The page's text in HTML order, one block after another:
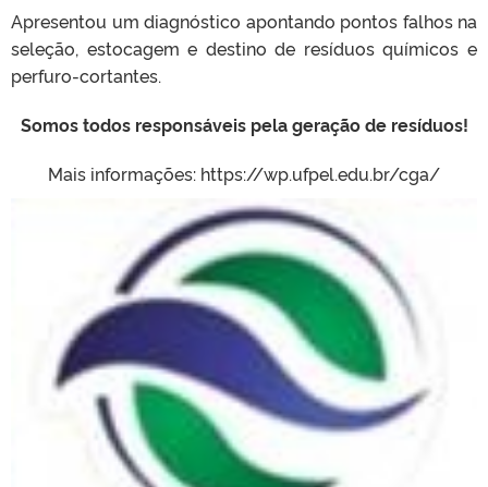
Apresentou um diagnóstico apontando pontos falhos na
seleção, estocagem e destino de resíduos químicos e
perfuro-cortantes.
Somos todos responsáveis pela geração de resíduos!
Mais informações: https://wp.ufpel.edu.br/cga/